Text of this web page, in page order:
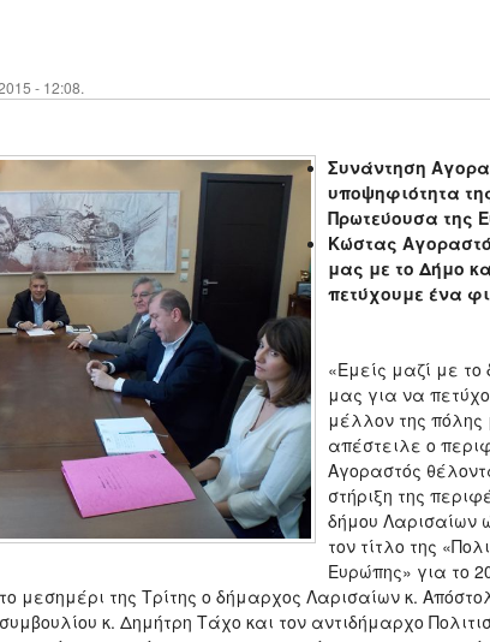
- 12:08.
Συνάντηση
υποψηφιότητα
Πρωτεύουσα της
Κώστας
μας με το Δήμο
πετύχουμε ένα
«Εμείς μαζί με
μας για να
μέλλον της
απέστειλε ο
Αγοραστός
στήριξη της
δήμου Λαρισαίων
τον τίτλο της
Ευρώπης» για το
μεσημέρι της Τρίτης ο δήμαρχος Λαρισαίων κ.
κ. Δημήτρη Τάχο και τον αντιδήμαρχο